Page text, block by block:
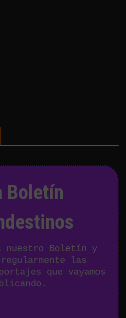
Boletín
nuestro Boletín y
las
que vayamos